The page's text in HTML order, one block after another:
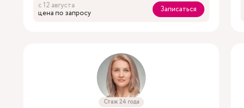
с 12 августа
цена по запросу
Записаться
Стаж 24 года